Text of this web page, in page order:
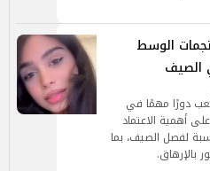
الوسط
الصيف
دورًا مهمًا في
أهمية الاعتماد
لفصل الصيف، بما
بالإرهاق.